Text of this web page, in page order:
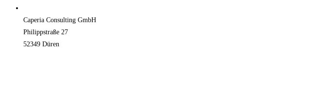
Caperia Consulting GmbH
Philippstraße 27
52349 Düren